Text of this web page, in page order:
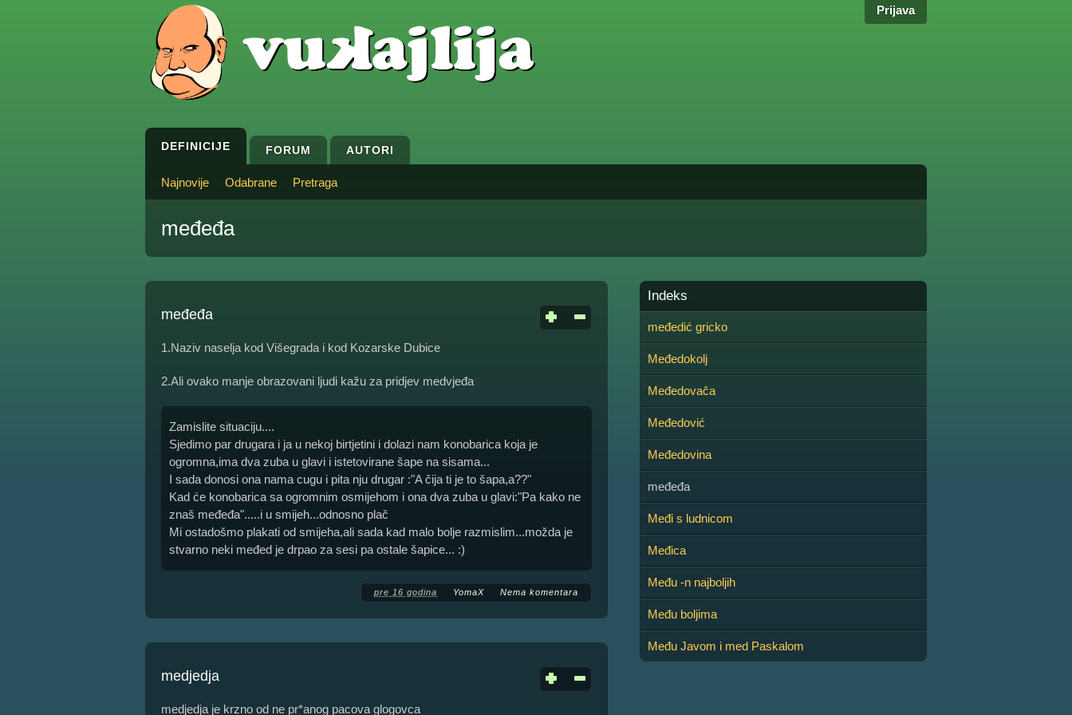
Prijava
DEFINICIJE FORUM AUTORI
Najnovije Odabrane Pretraga
međeđa
međeđa
1.Naziv naselja kod Višegrada i kod Kozarske Dubice
2.Ali ovako manje obrazovani ljudi kažu za pridjev medvjeđa
Zamislite situaciju....
Sjedimo par drugara i ja u nekoj birtjetini i dolazi nam konobarica koja je
ogromna,ima dva zuba u glavi i istetovirane šape na sisama...
I sada donosi ona nama cugu i pita nju drugar :"A čija ti je to šapa,a??"
Kad će konobarica sa ogromnim osmijehom i ona dva zuba u glavi:"Pa kako ne
znaš međeđa".....i u smijeh...odnosno plač
Mi ostadošmo plakati od smijeha,ali sada kad malo bolje razmislim...možda je
stvarno neki međed je drpao za sesi pa ostale šapice... :)
pre 16 godina YomaX Nema komentara
medjedja
medjedja je krzno od ne pr*anog pacova glogovca
Indeks
međedić gricko
Međedokolj
Međedovača
Međedović
Međedovina
međeđa
Međi s ludnicom
Međica
Među -n najboljih
Među boljima
Među Javom i med Paskalom